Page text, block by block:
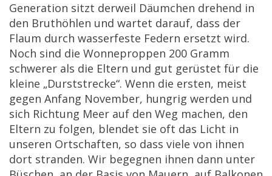
Generation sitzt derweil Däumchen drehend in
den Bruthöhlen und wartet darauf, dass der
Flaum durch wasserfeste Federn ersetzt wird.
Noch sind die Wonneproppen 200 Gramm
schwerer als die Eltern und gut gerüstet für die
kleine „Durststrecke“. Wenn die ersten, meist
gegen Anfang November, hungrig werden und
sich Richtung Meer auf den Weg machen, den
Eltern zu folgen, blendet sie oft das Licht in
unseren Ortschaften, so dass viele von ihnen
dort stranden. Wir begegnen ihnen dann unter